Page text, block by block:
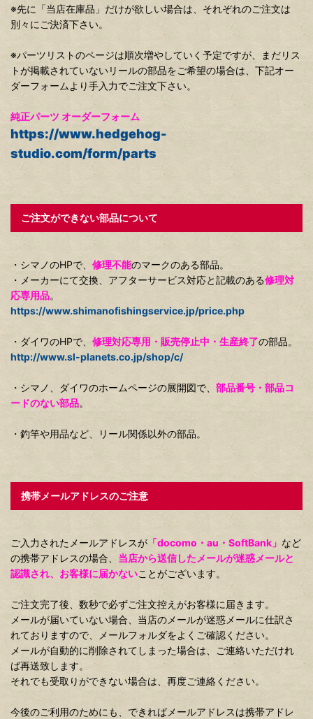
※先に「当店在庫品」だけが欲しい場合は、それぞれのご注文は
別々にご決済下さい。
※パーツリストのページは順次増やしていく予定ですが、まだリス
トが掲載されていないリールの部品をご希望の場合は、下記オー
ダーフォームより手入力でご注文下さい。
純正パーツ オーダーフォーム
https://www.hedgehog-
studio.com/form/parts
ご注文ができない部品について
・シマノのHPで、 修理不能のマークのある部品。
・メーカーにて交換、アフターサービス対応と記載のある修理対
応専用品。
https://www.shimanofishingservice.jp/price.php
・ダイワのHPで、 修理対応専用・販売停止中・生産終了の部品。
http://www.sl-planets.co.jp/shop/c/
・シマノ、ダイワのホームページの展開図で、 部品番号・部品コ
ードのない部品。
・釣竿や用品など、リール関係以外の部品。
携帯メールアドレスのご注意
ご入力されたメールアドレスが 「docomo・au・SoftBank」 など
の携帯アドレスの場合、 当店から送信したメールが迷惑メールと
認識され、お客様に届かないことがございます。
ご注文完了後、数秒で必ずご注文控えがお客様に届きます。
メールが届いていない場合、当店のメールが迷惑メールに仕訳さ
れておりますので、メールフォルダをよくご確認ください。
メールが自動的に削除されてしまった場合は、ご連絡いただけれ
ば再送致します。
それでも受取りができない場合は、再度ご連絡ください。
今後のご利用のためにも、できればメールアドレスは携帯アドレ